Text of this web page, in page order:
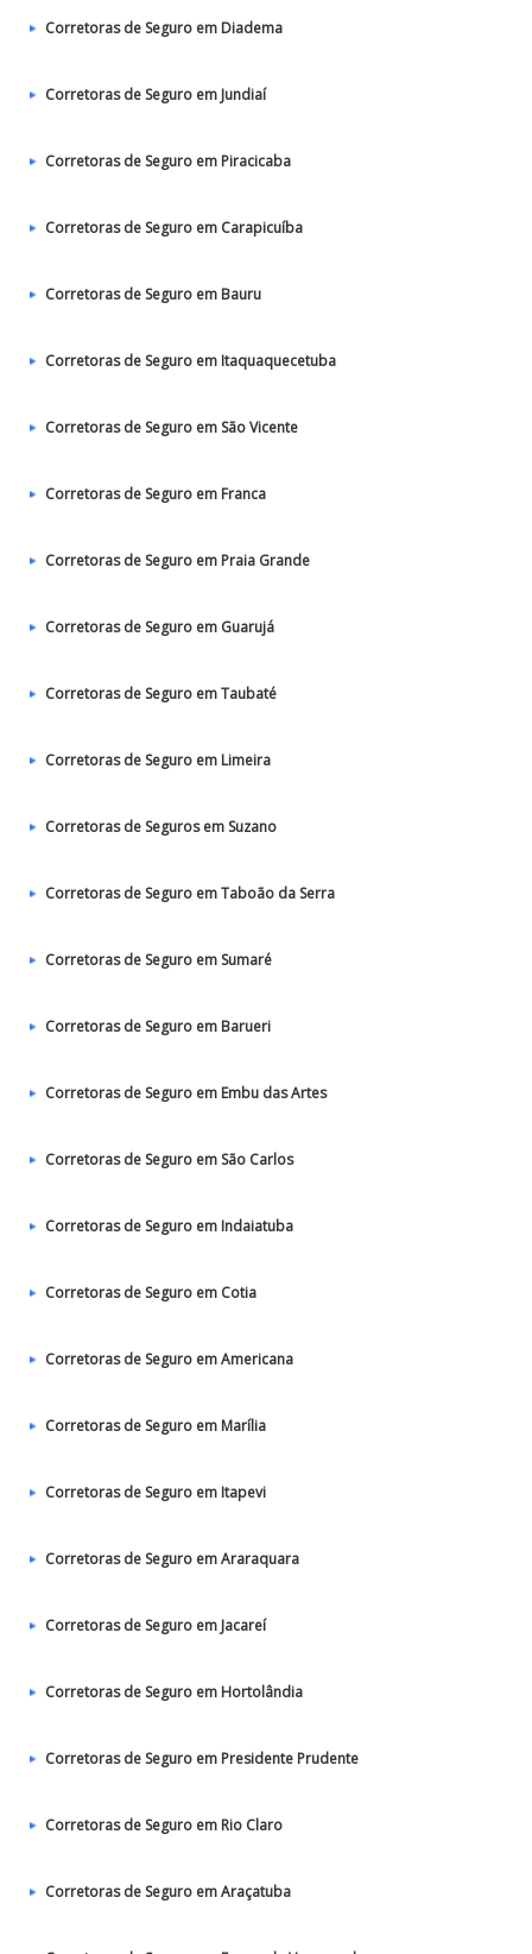
Corretoras de Seguro em Diadema
Corretoras de Seguro em Jundiaí
Corretoras de Seguro em Piracicaba
Corretoras de Seguro em Carapicuíba
Corretoras de Seguro em Bauru
Corretoras de Seguro em Itaquaquecetuba
Corretoras de Seguro em São Vicente
Corretoras de Seguro em Franca
Corretoras de Seguro em Praia Grande
Corretoras de Seguro em Guarujá
Corretoras de Seguro em Taubaté‎
Corretoras de Seguro em Limeira
Corretoras de Seguros em Suzano
Corretoras de Seguro em Taboão da Serra
Corretoras de Seguro em Sumaré
Corretoras de Seguro em Barueri
Corretoras de Seguro em Embu das Artes
Corretoras de Seguro em São Carlos
Corretoras de Seguro em Indaiatuba
Corretoras de Seguro em Cotia
Corretoras de Seguro em Americana
Corretoras de Seguro em Marília
Corretoras de Seguro em Itapevi
Corretoras de Seguro em Araraquara
Corretoras de Seguro em Jacareí
Corretoras de Seguro em Hortolândia
Corretoras de Seguro em Presidente Prudente
Corretoras de Seguro em Rio Claro
Corretoras de Seguro em Araçatuba